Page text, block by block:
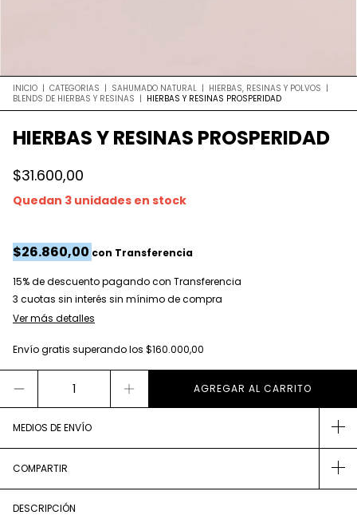
INICIO | CATEGORIAS | SAHUMADO NATURAL | HIERBAS, RESINAS Y POLVOS |
BLENDS DE HIERBAS Y RESINAS | HIERBAS Y RESINAS PROSPERIDAD
HIERBAS Y RESINAS PROSPERIDAD
$31.600,00
Quedan 3 unidades en stock
$26.860,00 con Transferencia
15% de descuentopagando con Transferencia
Ver más detalles
Envío gratis superando los $160.000,00
MEDIOS DE ENVÍO
COMPARTIR
DESCRIPCIÓN